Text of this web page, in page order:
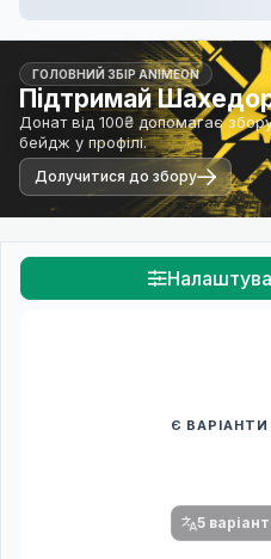
ГОЛОВНИЙ ЗБІР ANIMEON
Підтримай
Донат від 100₴ допомагає
бейдж у профілі.
Долучитися до збору
Є
5